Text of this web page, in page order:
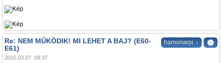
hamoriarpi ↓
Re: NEM MŰKÖDIK! MI LEHET A BAJ? (E60-
E61)
2015.03.07. 09:37